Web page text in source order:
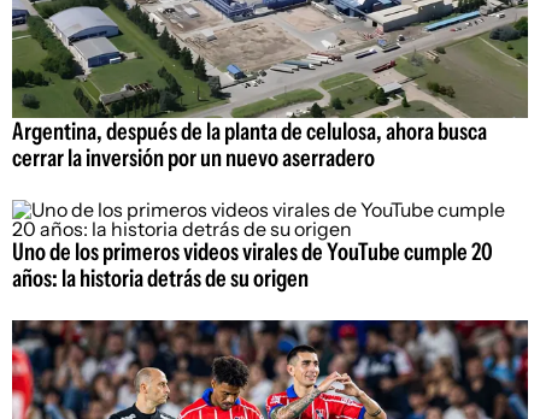
Argentina, después de la planta de celulosa, ahora busca
cerrar la inversión por un nuevo aserradero
Uno de los primeros videos virales de YouTube cumple 20
años: la historia detrás de su origen